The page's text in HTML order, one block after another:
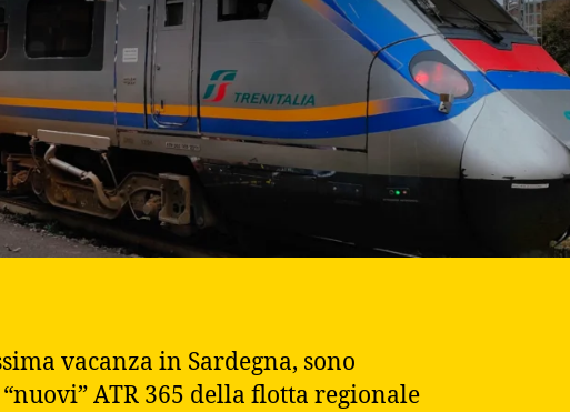
vacanza in Sardegna, sono
ATR 365 della flotta regionale